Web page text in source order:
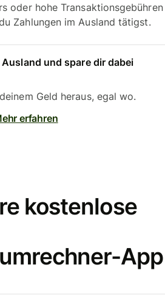
oder hohe Transaktionsgebühren
Zahlungen im Ausland tätigst.
Ausland und spare dir dabei
Geld heraus, egal wo.
erfahren
kostenlose
App